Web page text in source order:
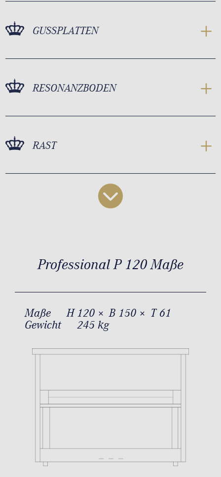
GUSSPLATTEN
RESONANZBODEN
RAST
Professional P 120 Maße
Maße
H 120 × B 150 × T 61
Gewicht
245 kg